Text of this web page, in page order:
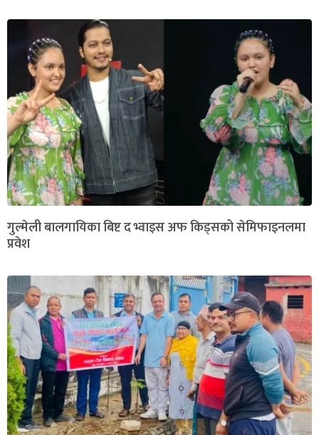
गुल्मेली बालगायिका बिष्ट द भ्वाइस अफ किड्सको सेमिफाइनलमा
प्रवेश